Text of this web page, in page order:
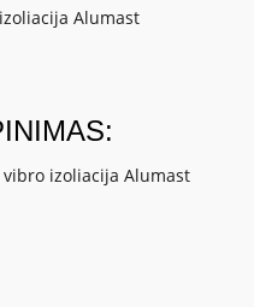
Alumast
izoliacija Alumast